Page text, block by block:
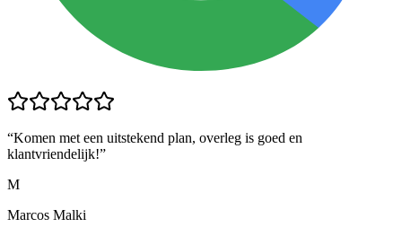
“Komen met een uitstekend plan, overleg is goed en
klantvriendelijk!”
M
Marcos Malki